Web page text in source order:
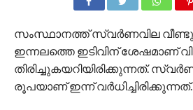
സംസ്ഥാനത്ത് സ്വര്‍ണവില വീണ്ടും
ഇന്നലത്തെ ഇടിവിന് ശേഷമാണ്
തിരിച്ചുകയറിയിരിക്കുന്നത്.
രൂപയാണ് ഇന്ന് വര്‍ധിച്ചിരിക്കുന്നത്.